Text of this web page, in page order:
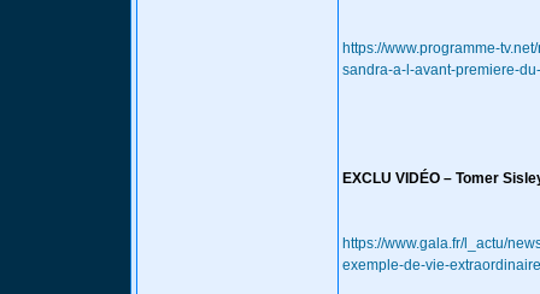
https://www.programme-
sandra-a-l-avant-premiere-
EXCLU VIDÉO – Tomer
https://www.gala.fr/l_actu/
exemple-de-vie-